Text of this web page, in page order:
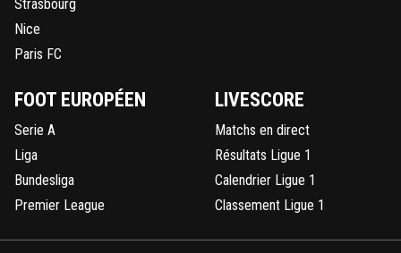
Strasbourg
Nice
Paris FC
FOOT EUROPÉEN
Serie A
Liga
Bundesliga
Premier League
LIVESCORE
Matchs en direct
Résultats Ligue 1
Calendrier Ligue 1
Classement Ligue 1